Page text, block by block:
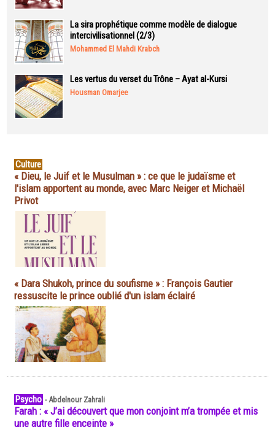
La sira prophétique comme modèle de dialogue
intercivilisationnel (2/3)
Mohammed El Mahdi Krabch
Les vertus du verset du Trône – Ayat al-Kursi
Housman Omarjee
Culture
« Dieu, le Juif et le Musulman » : ce que le judaïsme et
l'islam apportent au monde, avec Marc Neiger et Michaël
Privot
« Dara Shukoh, prince du soufisme » : François Gautier
ressuscite le prince oublié d'un islam éclairé
Psycho -Abdelnour Zahrali
Farah : « J’ai découvert que mon conjoint m’a trompée et mis
une autre fille enceinte »